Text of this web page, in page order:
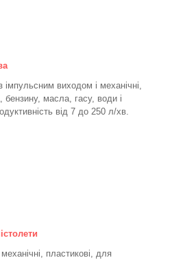
імпульсним виходом і механічні,
масла, гасу, води і
від 7 до 250 л/хв.
пластикові, для